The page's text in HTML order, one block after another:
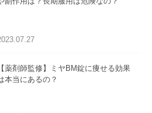
【薬剤師監修】ミヤBM錠に痩せる効果
本当にあるの？